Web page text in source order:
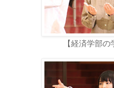
【経済学部の